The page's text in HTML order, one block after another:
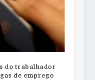
do trabalhador
de emprego